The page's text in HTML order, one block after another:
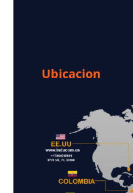
Ubicacion